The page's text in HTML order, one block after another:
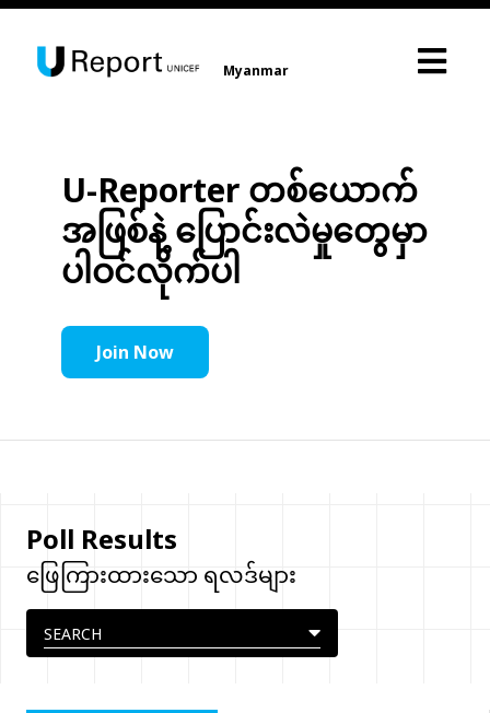
Myanmar
U-Reporter တစ်ယောက်
အဖြစ်နဲ့ ပြောင်းလဲမှုတွေမှာ
ပါဝင်လိုက်ပါ
Join Now
Poll Results
ဖြေကြားထားသော ရလဒ်များ